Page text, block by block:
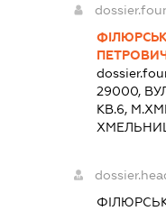
29000,
КВ.6,